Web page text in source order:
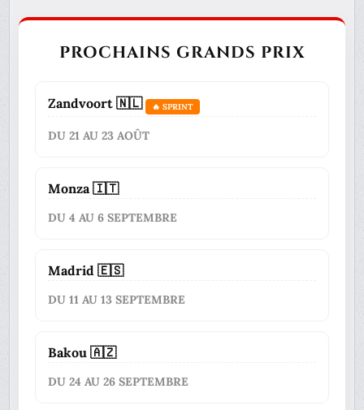
PROCHAINS GRANDS PRIX
Zandvoort 🇳🇱 🔥 SPRINT
DU 21 AU 23 AOÛT
Monza 🇮🇹
DU 4 AU 6 SEPTEMBRE
Madrid 🇪🇸
DU 11 AU 13 SEPTEMBRE
Bakou 🇦🇿
DU 24 AU 26 SEPTEMBRE